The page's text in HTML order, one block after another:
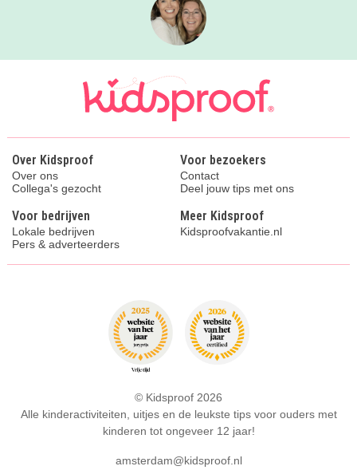
Over Kidsproof
Over ons
Collega's gezocht
Voor bezoekers
Contact
Deel jouw tips met ons
Voor bedrijven
Lokale bedrijven
Pers & adverteerders
Meer Kidsproof
Kidsproofvakantie.nl
© Kidsproof 2026
Alle kinderactiviteiten, uitjes en de leukste tips voor ouders met
kinderen tot ongeveer 12 jaar!
amsterdam@kidsproof.nl